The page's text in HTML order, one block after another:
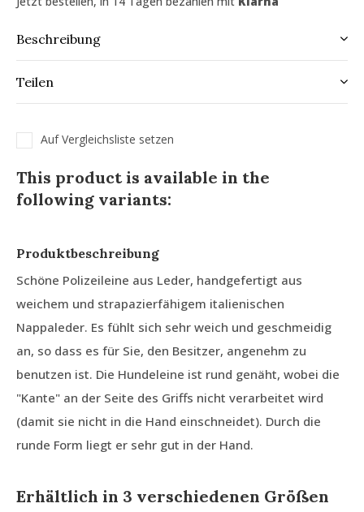
Beschreibung
Teilen
Auf Vergleichsliste setzen
This product is available in the
following variants:
Produktbeschreibung
Schöne Polizeileine aus Leder, handgefertigt aus
weichem und strapazierfähigem italienischen
Nappaleder. Es fühlt sich sehr weich und geschmeidig
an, so dass es für Sie, den Besitzer, angenehm zu
benutzen ist. Die Hundeleine ist rund genäht, wobei die
"Kante" an der Seite des Griffs nicht verarbeitet wird
(damit sie nicht in die Hand einschneidet). Durch die
runde Form liegt er sehr gut in der Hand.
Erhältlich in 3 verschiedenen Größen